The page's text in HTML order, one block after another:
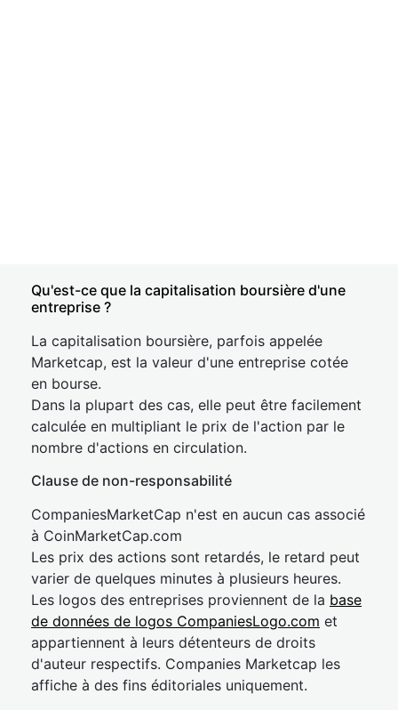
Qu'est-ce que la capitalisation boursière d'une
entreprise ?
La capitalisation boursière, parfois appelée
Marketcap, est la valeur d'une entreprise cotée
en bourse.
Dans la plupart des cas, elle peut être facilement
calculée en multipliant le prix de l'action par le
nombre d'actions en circulation.
Clause de non-responsabilité
CompaniesMarketCap n'est en aucun cas associé
à CoinMarketCap.com
Les prix des actions sont retardés, le retard peut
varier de quelques minutes à plusieurs heures.
Les logos des entreprises proviennent de la base
de données de logos CompaniesLogo.com et
appartiennent à leurs détenteurs de droits
d'auteur respectifs. Companies Marketcap les
affiche à des fins éditoriales uniquement.